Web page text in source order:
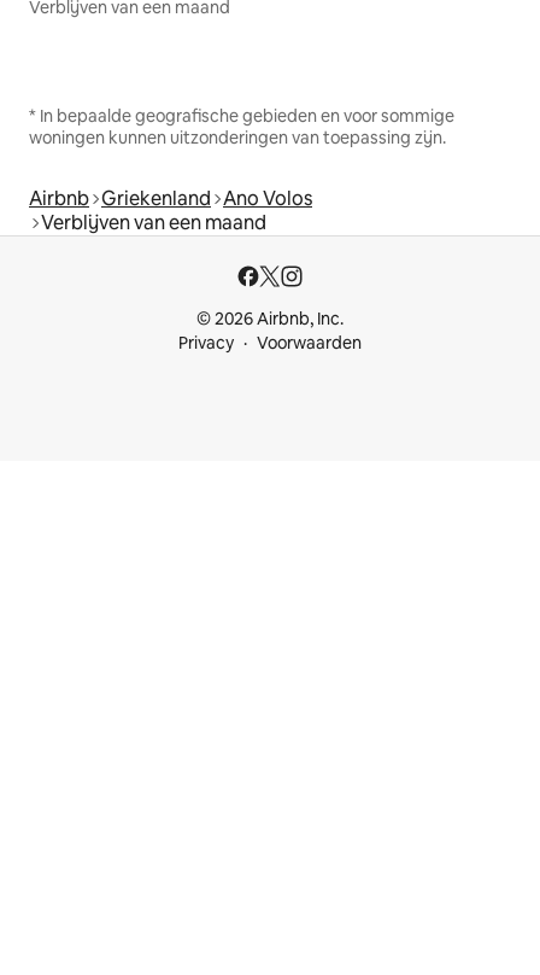
Verblijven van een maand
* In bepaalde geografische gebieden en voor sommige
woningen kunnen uitzonderingen van toepassing zijn.
Airbnb Griekenland Ano Volos
Verblijven van een maand
© 2026 Airbnb, Inc.
Privacy
Voorwaarden